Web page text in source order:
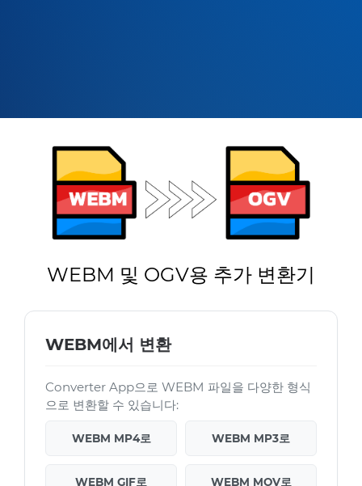
WEBM 및 OGV용 추가 변환기
WEBM에서 변환
Converter App으로 WEBM 파일을 다양한 형식
으로 변환할 수 있습니다:
WEBM MP4로 WEBM MP3로
WEBM GIF로 WEBM MOV로